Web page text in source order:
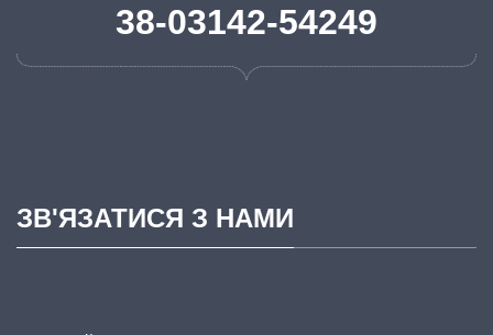
38-03142-54249
ЗВ'ЯЗАТИСЯ З НАМИ